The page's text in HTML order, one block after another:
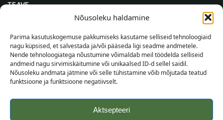
Nõusoleku haldamine
Parima kasutuskogemuse pakkumiseks kasutame selliseid tehnoloogiaid
nagu küpsised, et salvestada ja/või pääseda ligi seadme andmetele.
Nende tehnoloogiatega nõustumine võimaldab meil töödelda selliseid
andmeid nagu sirvimiskäitumine või unikaalsed ID-d sellel saidil.
Nõusoleku andmata jätmine või selle tühistamine võib mõjutada teatud
funktsioone ja funktsioone negatiivselt.
Aktsepteeri
TEAVE
Kontaktid
Abi
TEAVE OSTJALE
Tarnetingimused
Tingimused